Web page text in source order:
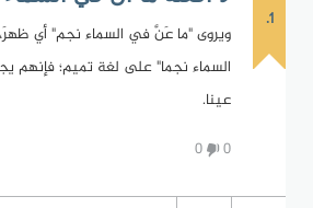
1.
ويروى "ما عَنَّ في السماء نجم" أي
السماء نجما" على لغة تميم؛ فإنهم
عينا.
0
0